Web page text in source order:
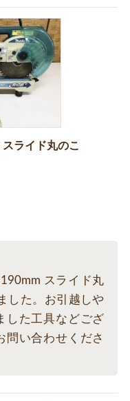
ライド丸のこ
スライド丸
した。お引越しや
した工具などござ
問い合わせくださ